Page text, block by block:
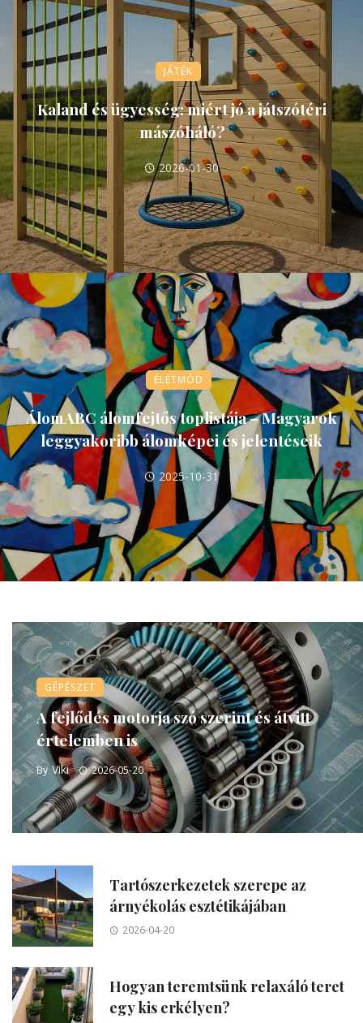
JÁTÉK
Kaland és ügyesség: miért jó a játszótéri
mászóháló?
2026-01-30
ÉLETMÓD
ÁlomABC álomfejtős toplistája – Magyarok
leggyakoribb álomképei és jelentéseik
2025-10-31
GÉPÉSZET
A fejlődés motorja szó szerint és átvitt
értelemben is
ByViki 2026-05-20
Tartószerkezetek szerepe az
árnyékolás esztétikájában
2026-04-20
Hogyan teremtsünk relaxáló teret
egy kis erkélyen?